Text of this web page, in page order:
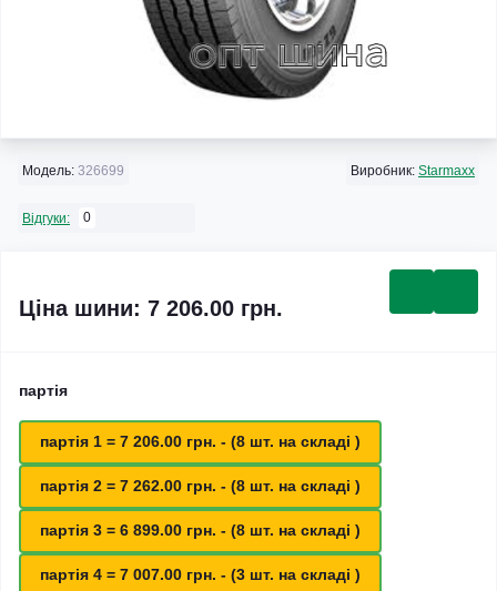
Модель: 326699 Виробник: Starmaxx
Відгуки: 0
Ціна шини: 7 206.00 грн.
партія
партія 1 = 7 206.00 грн. - (8 шт. на складі )
партія 2 = 7 262.00 грн. - (8 шт. на складі )
партія 3 = 6 899.00 грн. - (8 шт. на складі )
партія 4 = 7 007.00 грн. - (3 шт. на складі )